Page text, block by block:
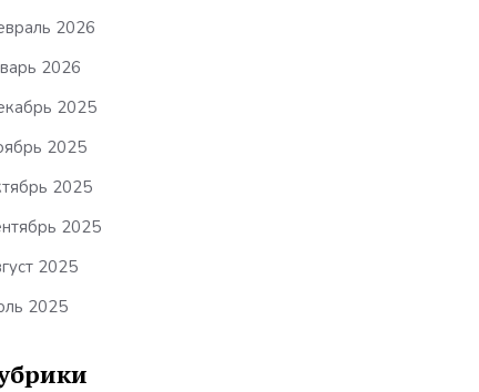
2026
2026
2025
2025
2025
2025
2025
2025